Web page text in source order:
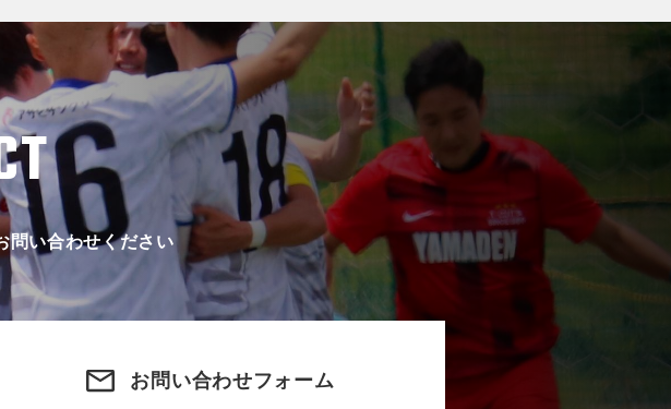
問い合わせください
お問い合わせフォーム